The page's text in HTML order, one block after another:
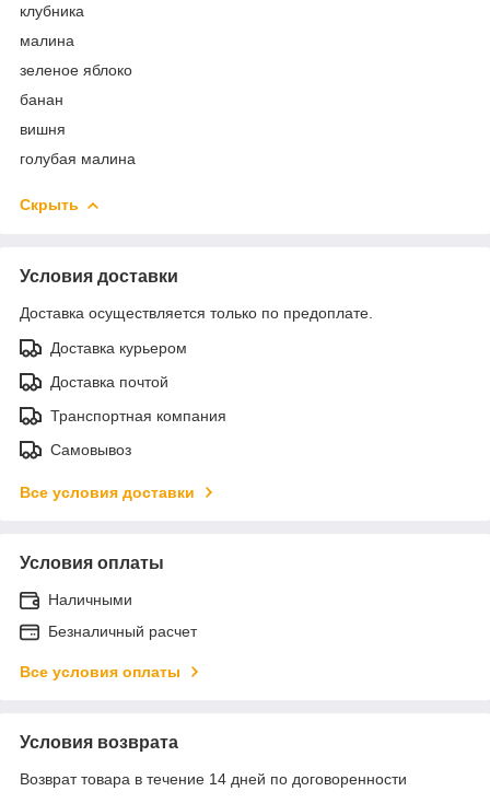
клубника
малина
зеленое яблоко
банан
вишня
голубая малина
Скрыть
Условия доставки
Доставка осуществляется только по предоплате.
Доставка курьером
Доставка почтой
Транспортная компания
Самовывоз
Все условия доставки
Условия оплаты
Наличными
Безналичный расчет
Все условия оплаты
Условия возврата
Возврат товара в течение 14 дней по договоренности